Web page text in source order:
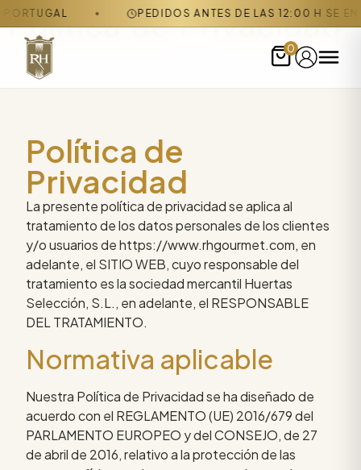
0
PEDIDOS ANTES DE LAS 12:00 H SE ENVÍAN EL
Política de Privacidad
Política de
Privacidad
La presente política de privacidad se aplica al
tratamiento de los datos personales de los clientes
y/o usuarios de https://www.rhgourmet.com, en
adelante, el SITIO WEB, cuyo responsable del
tratamiento es la sociedad mercantil Huertas
Selección, S.L., en adelante, el RESPONSABLE
DEL TRATAMIENTO.
Normativa aplicable
Nuestra Política de Privacidad se ha diseñado de
acuerdo con el REGLAMENTO (UE) 2016/679 del
PARLAMENTO EUROPEO y del CONSEJO, de 27
de abril de 2016, relativo a la protección de las